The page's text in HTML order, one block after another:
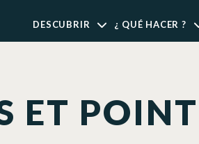
DESCUBRIR ¿ QUÉ HACER ?
ET